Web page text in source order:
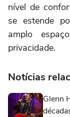
nível de
se estende
amplo
privacidade.
Notícias
Glenn